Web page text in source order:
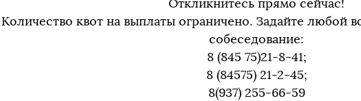
Откликнитесь прямо сейчас!
Количество квот на выплаты ограничено. Задайте любой
собеседование:
8 (845 75)21-8-41;
8 (84575) 21-2-45;
8(937) 255-66-59